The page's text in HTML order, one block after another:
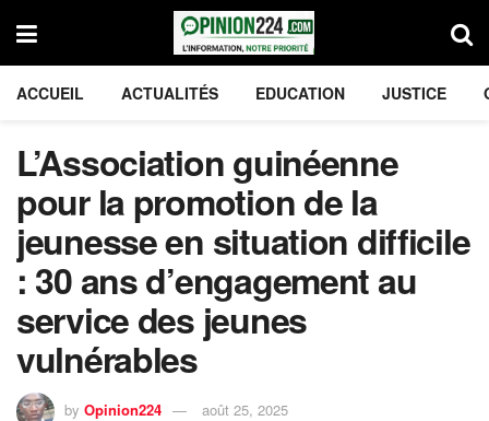
ACCUEIL ACTUALITÉS EDUCATION JUSTICE
L’Association guinéenne
pour la promotion de la
jeunesse en situation difficile
: 30 ans d’engagement au
service des jeunes
vulnérables
by Opinion224 août 25, 2025